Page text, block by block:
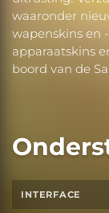
waaronder
wapenskins en
apparaatskins
boord van de
INTERFACE